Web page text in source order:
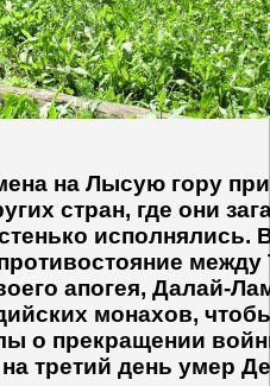
на Лысую гору
стран, где они
исполнялись.
между
апогея, Далай-
монахов,
о прекращении
третий день умер